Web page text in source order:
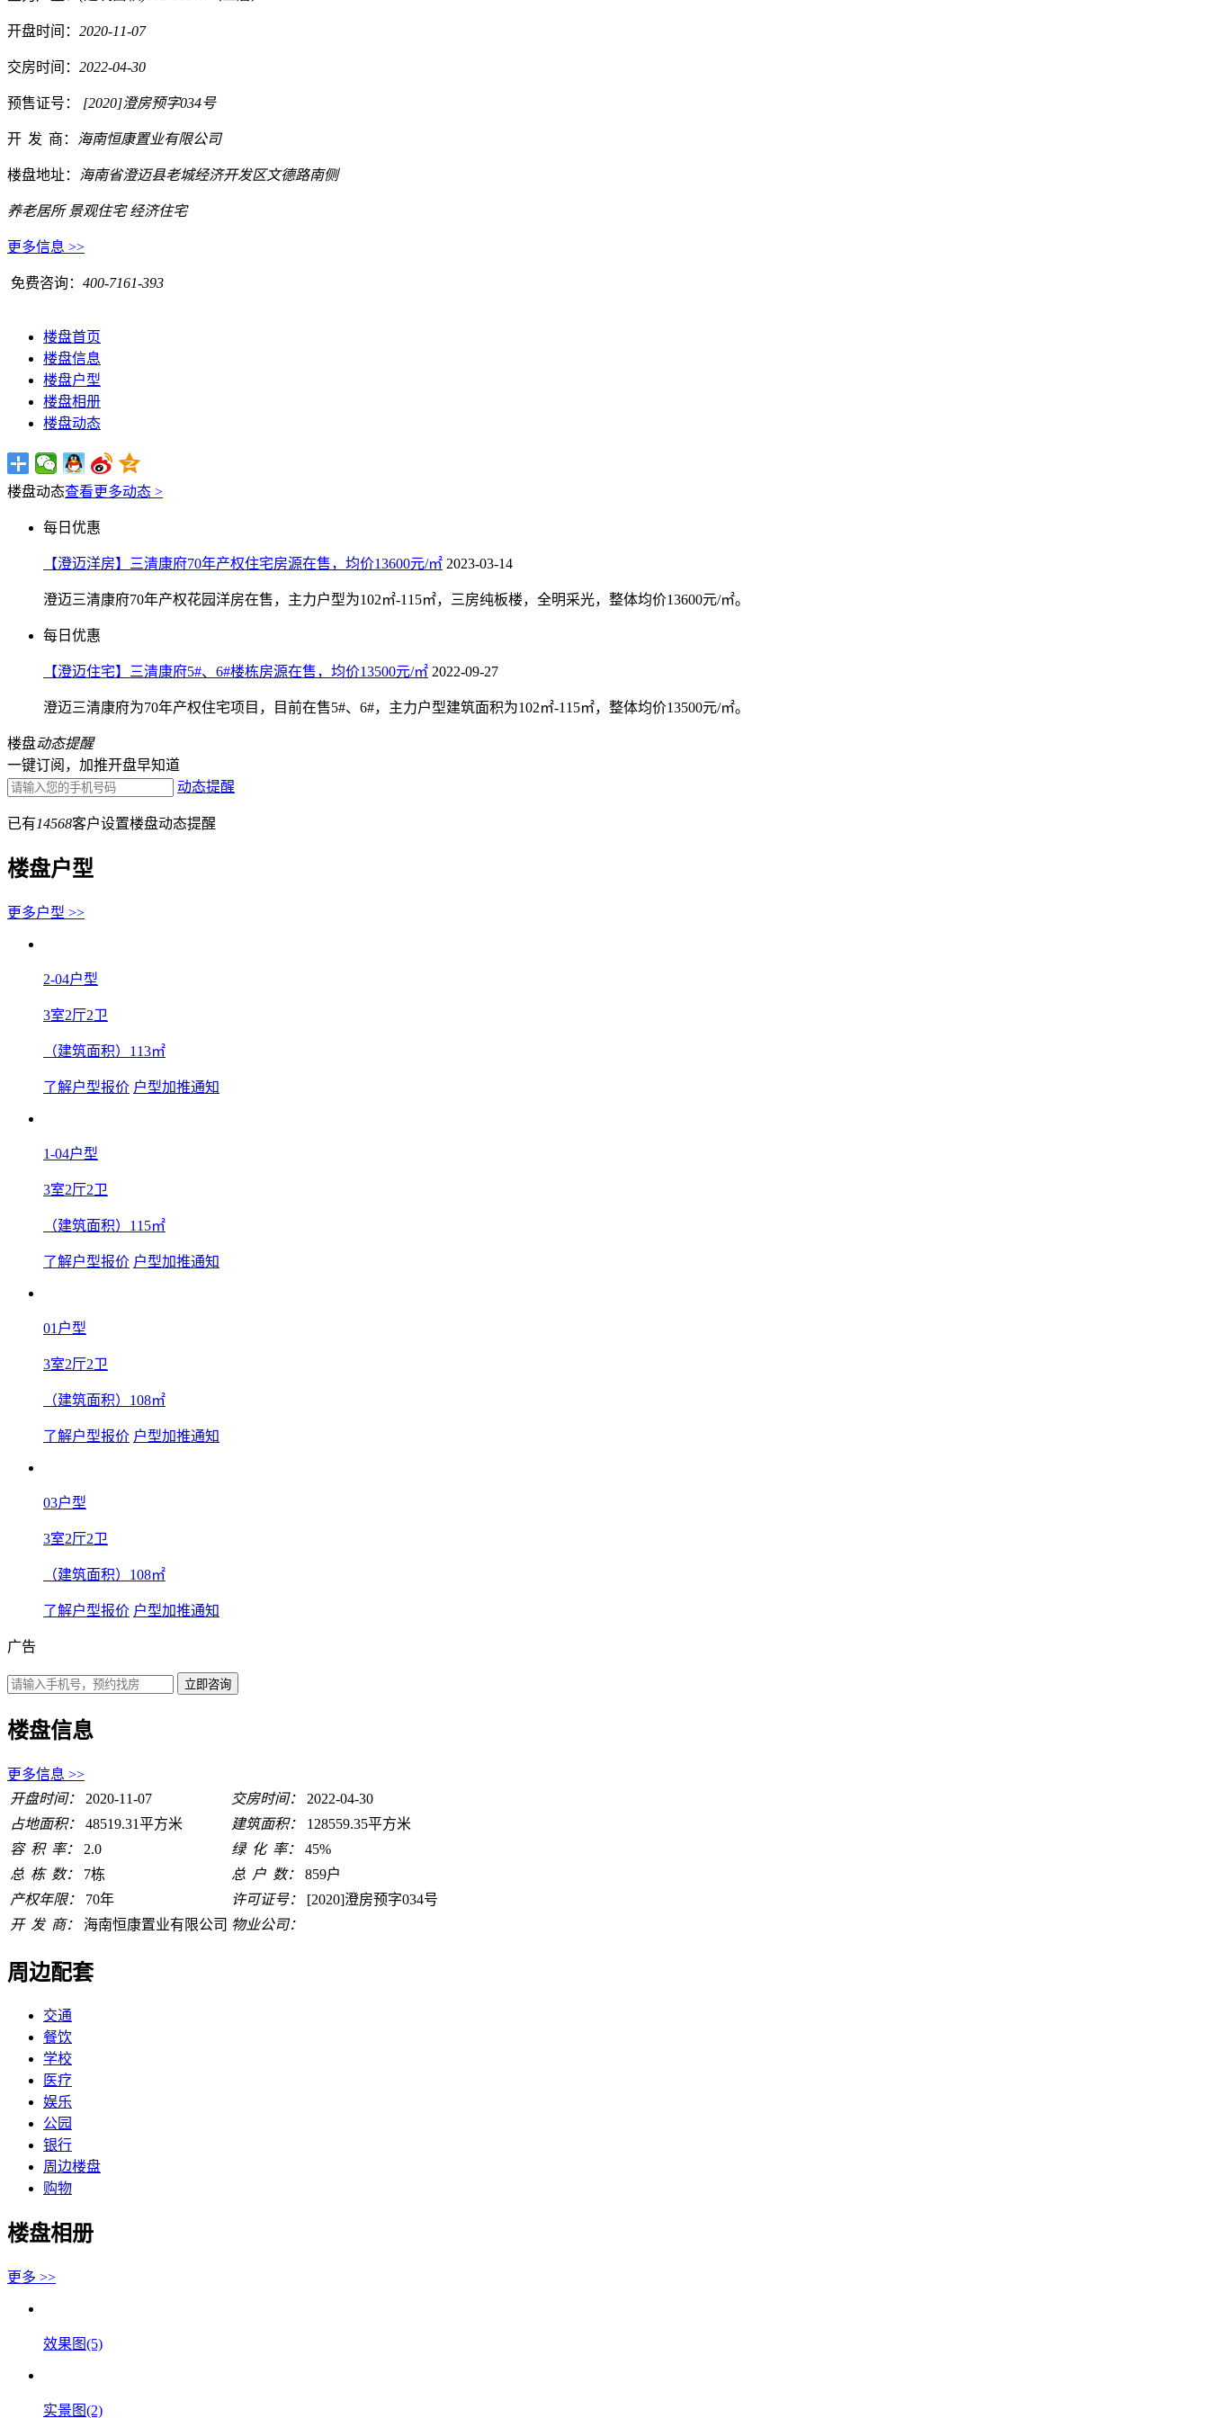
开盘时间： 2020-11-07
交房时间： 2022-04-30
预售证号： [2020]澄房预字034号
开 发 商： 海南恒康置业有限公司
楼盘地址： 海南省澄迈县老城经济开发区文德路南侧
养老居所 景观住宅 经济住宅
更多信息 >>
免费咨询： 400-7161-393
楼盘首页
楼盘信息
楼盘户型
楼盘相册
楼盘动态
楼盘动态查看更多动态 >
每日优惠
【澄迈洋房】三清康府70年产权住宅房源在售，均价13600元/㎡ 2023-03-14
澄迈三清康府70年产权花园洋房在售，主力户型为102㎡-115㎡，三房纯板楼，全明采光，整体均价13600元/㎡。
每日优惠
【澄迈住宅】三清康府5#、6#楼栋房源在售，均价13500元/㎡ 2022-09-27
澄迈三清康府为70年产权住宅项目，目前在售5#、6#，主力户型建筑面积为102㎡-115㎡，整体均价13500元/㎡。
楼盘动态提醒
一键订阅，加推开盘早知道
动态提醒
已有14568客户设置楼盘动态提醒
楼盘户型
更多户型 >>
2-04户型
3室2厅2卫
（建筑面积）113㎡
了解户型报价 户型加推通知
1-04户型
3室2厅2卫
（建筑面积）115㎡
了解户型报价 户型加推通知
01户型
3室2厅2卫
（建筑面积）108㎡
了解户型报价 户型加推通知
03户型
3室2厅2卫
（建筑面积）108㎡
了解户型报价 户型加推通知
广告
楼盘信息
更多信息 >>
开盘时间： 2020-11-07 交房时间： 2022-04-30
占地面积： 48519.31平方米 建筑面积： 128559.35平方米
容 积 率： 2.0 绿 化 率： 45%
总 栋 数： 7栋 总 户 数： 859户
产权年限： 70年 许可证号： [2020]澄房预字034号
开 发 商： 海南恒康置业有限公司 物业公司：
周边配套
交通
餐饮
学校
医疗
娱乐
公园
银行
周边楼盘
购物
楼盘相册
更多 >>
效果图(5)
实景图(2)